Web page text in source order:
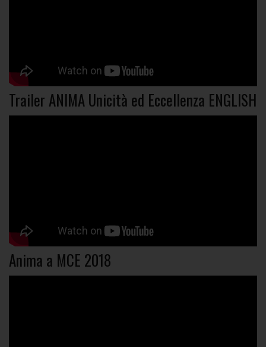
Trailer ANIMA Unicità ed Eccellenza ENGLISH
Anima a MCE 2018